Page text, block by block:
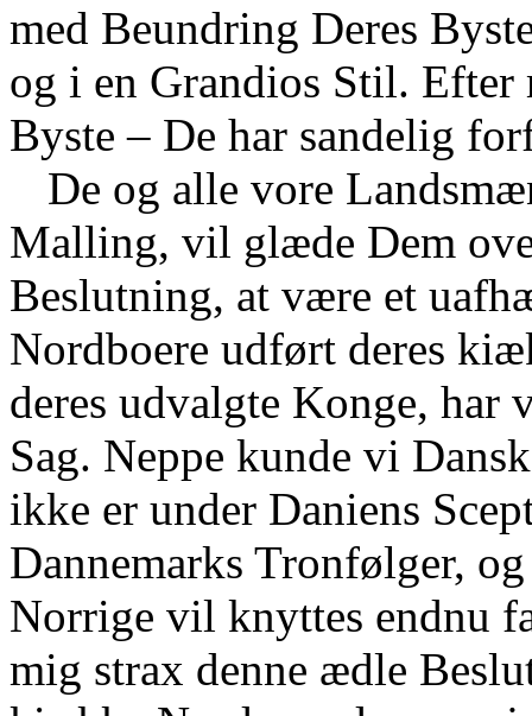
med Beundring Deres
og i en Grandios Stil.
Byste – De har sandelig
De og alle vore
Malling, vil glæde Dem
Beslutning, at være et
Nordboere udført deres
deres udvalgte Konge,
Sag. Neppe kunde vi
ikke er under Daniens
Dannemarks Tronfølger,
Norrige vil knyttes endnu
mig strax denne ædle